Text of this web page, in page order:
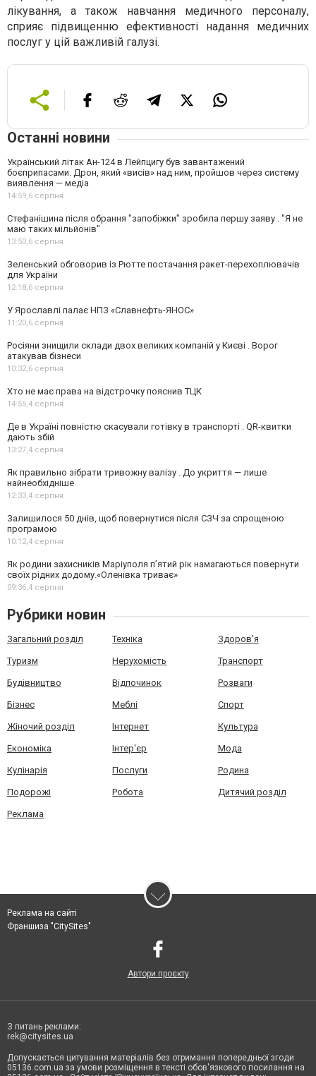
лікування, а також навчання медичного персоналу,
сприяє підвищенню ефективності надання медичних
послуг у цій важливій галузі.
Останні новини
Український літак Ан-124 в Лейпцигу був завантажений
боєприпасами. Дрон, який «висів» над ним, пройшов через систему
виявлення — медіа
14:59,6 серпня
Стефанішина після обрання "запобіжки" зробила першу заяву . "Я не
маю таких мільйонів"
13:50,6 серпня
Зеленський обговорив із Рютте постачання ракет-перехоплювачів
для України
12:18,6 серпня
У Ярославлі палає НПЗ «Славнєфть-ЯНОС»
11:20,6 серпня
Росіяни знищили склади двох великих компаній у Києві . Ворог
атакував бізнеси
10:32,6 серпня
Хто не має права на відстрочку пояснив ТЦК
14:55,4 серпня
Де в Україні повністю скасували готівку в транспорті . QR-квитки
дають збій
13:27,4 серпня
Як правильно зібрати тривожну валізу . До укриття — лише
найнеобхідніше
12:33,4 серпня
Залишилося 50 днів, щоб повернутися після СЗЧ за спрощеною
програмою
10:12,4 серпня
Як родини захисників Маріуполя пʼятий рік намагаються повернути
своїх рідних додому.«Оленівка триває»
09:36,4 серпня
Рубрики новин
Загальний розділ Техніка Здоров'я
Туризм Нерухомість Транспорт
Будівництво Відпочинок Розваги
Бізнес Меблі Спорт
Жіночий розділ Інтернет Культура
Економіка Інтер'єр Мода
Кулінарія Послуги Родина
Подорожі Робота Дитячий розділ
Реклама
Реклама на сайті
Франшиза "CitySites"
Автори проєкту
З питань реклами:
rek@citysites.ua
Допускається цитування матеріалів без отримання попередньої згоди
05136.com.ua за умови розміщення в тексті обов'язкового посилання на